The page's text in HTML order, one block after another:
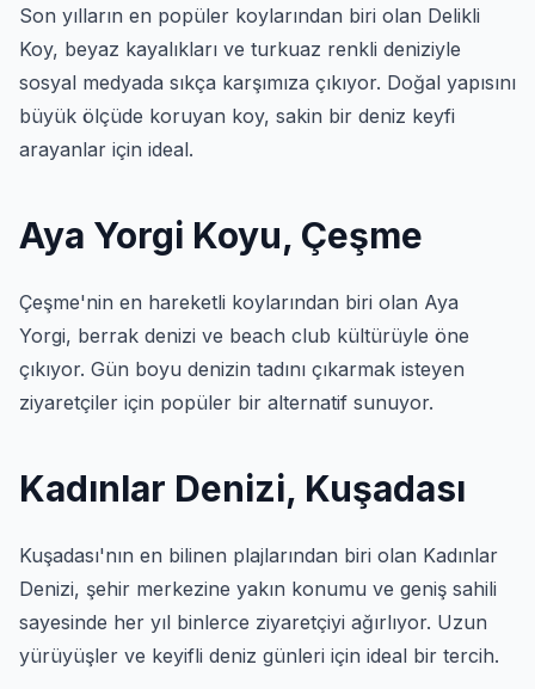
Son yılların en popüler koylarından biri olan Delikli
Koy, beyaz kayalıkları ve turkuaz renkli deniziyle
sosyal medyada sıkça karşımıza çıkıyor. Doğal yapısını
büyük ölçüde koruyan koy, sakin bir deniz keyfi
arayanlar için ideal.
Aya Yorgi Koyu, Çeşme
Çeşme'nin en hareketli koylarından biri olan Aya
Yorgi, berrak denizi ve beach club kültürüyle öne
çıkıyor. Gün boyu denizin tadını çıkarmak isteyen
ziyaretçiler için popüler bir alternatif sunuyor.
Kadınlar Denizi, Kuşadası
Kuşadası'nın en bilinen plajlarından biri olan Kadınlar
Denizi, şehir merkezine yakın konumu ve geniş sahili
sayesinde her yıl binlerce ziyaretçiyi ağırlıyor. Uzun
yürüyüşler ve keyifli deniz günleri için ideal bir tercih.